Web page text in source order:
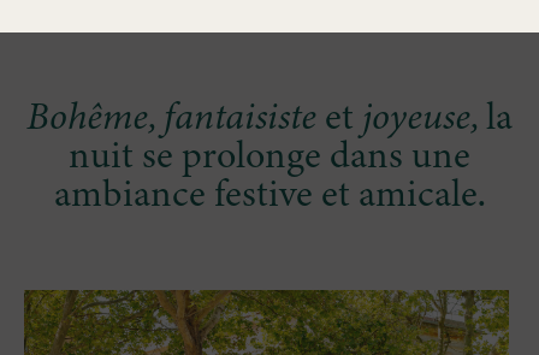
Bohême, fantaisisteet joyeuse,la
nuit se prolonge dans une
ambiance festive et amicale.